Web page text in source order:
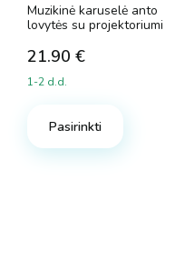
Muzikinė karuselė anto
lovytės su projektoriumi
21.90 €
1-2 d.d.
Pasirinkti